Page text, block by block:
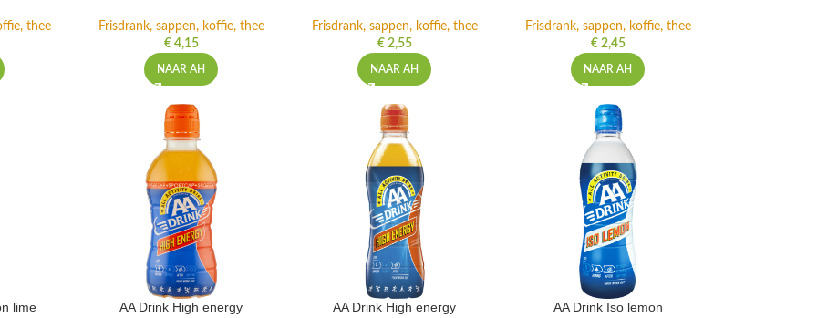
thee
Frisdrank, sappen, koffie, thee
€4,15
NAAR AH
Frisdrank, sappen, koffie, thee
€2,55
NAAR AH
Frisdrank, sappen, koffie, thee
€2,45
NAAR AH
lime AA Drink High energy AA Drink High energy AA Drink Iso lemon